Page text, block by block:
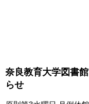
奈良教育大学図書
らせ